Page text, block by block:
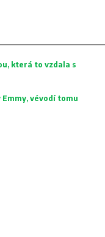
která to vzdala s
vévodí tomu